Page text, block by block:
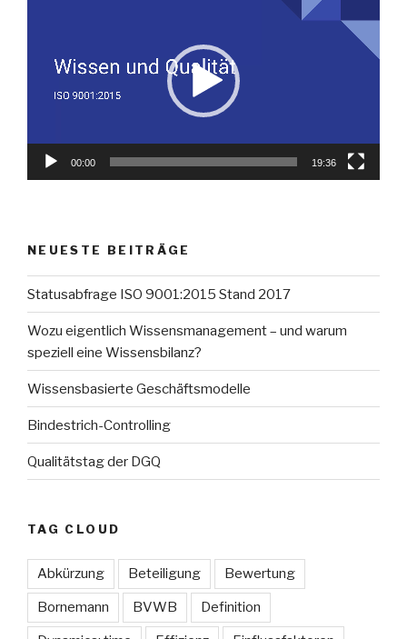
00:00 19:36
NEUESTE BEITRÄGE
Statusabfrage ISO 9001:2015 Stand 2017
Wozu eigentlich Wissensmanagement – und warum
speziell eine Wissensbilanz?
Wissensbasierte Geschäftsmodelle
Bindestrich-Controlling
Qualitätstag der DGQ
TAG CLOUD
Abkürzung Beteiligung Bewertung
Bornemann BVWB Definition